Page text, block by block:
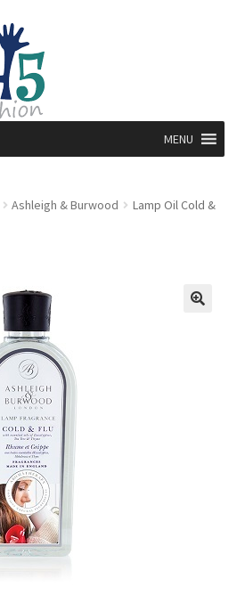
MENU
Ashleigh & Burwood
Lamp Oil Cold &